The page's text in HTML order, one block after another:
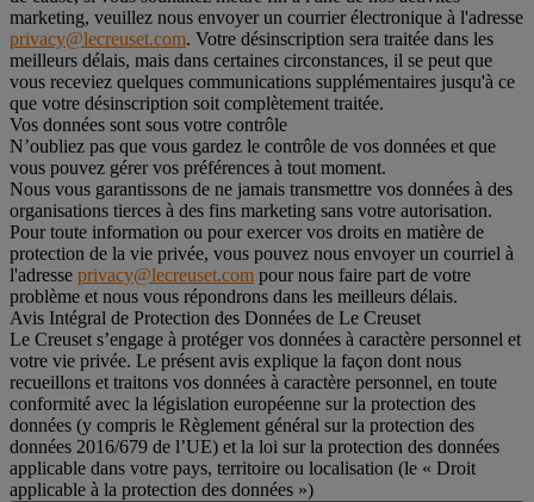
marketing, veuillez nous envoyer un courrier électronique à l'adresse
privacy@lecreuset.com. Votre désinscription sera traitée dans les
meilleurs délais, mais dans certaines circonstances, il se peut que
vous receviez quelques communications supplémentaires jusqu'à ce
que votre désinscription soit complètement traitée.
Vos données sont sous votre contrôle
N’oubliez pas que vous gardez le contrôle de vos données et que
vous pouvez gérer vos préférences à tout moment.
Nous vous garantissons de ne jamais transmettre vos données à des
organisations tierces à des fins marketing sans votre autorisation.
Pour toute information ou pour exercer vos droits en matière de
protection de la vie privée, vous pouvez nous envoyer un courriel à
l'adresse privacy@lecreuset.com pour nous faire part de votre
problème et nous vous répondrons dans les meilleurs délais.
Avis Intégral de Protection des Données de Le Creuset
Le Creuset s’engage à protéger vos données à caractère personnel et
votre vie privée. Le présent avis explique la façon dont nous
recueillons et traitons vos données à caractère personnel, en toute
conformité avec la législation européenne sur la protection des
données (y compris le Règlement général sur la protection des
données 2016/679 de l’UE) et la loi sur la protection des données
applicable dans votre pays, territoire ou localisation (le « Droit
applicable à la protection des données »)